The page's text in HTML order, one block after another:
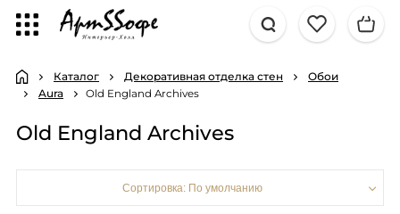
Каталог Декоративная отделка стен
Обои
Aura
Old England Archives
Old England Archives
Сортировка: По умолчанию